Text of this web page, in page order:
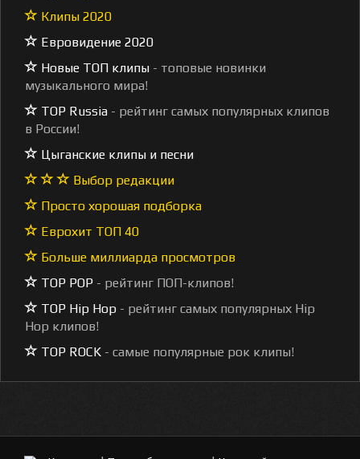
Клипы 2020
Евровидение 2020
Новые ТОП клипы - топовые новинки
музыкального мира!
TOP Russia - рейтинг самых популярных клипов
в России!
Цыганские клипы и песни
Выбор редакции
Просто хорошая подборка
Еврохит ТОП 40
Больше миллиарда просмотров
TOP POP - рейтинг ПОП-клипов!
TOP Hip Hop - рейтинг самых популярных Hip
Hop клипов!
TOP ROCK - самые популярные рок клипы!